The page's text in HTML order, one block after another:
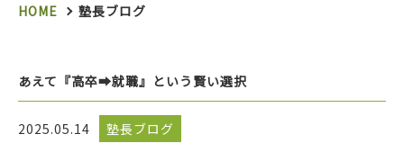
HOME 塾長ブログ
あえて『高卒➡就職』という賢い選択
2025.05.14 塾長ブログ